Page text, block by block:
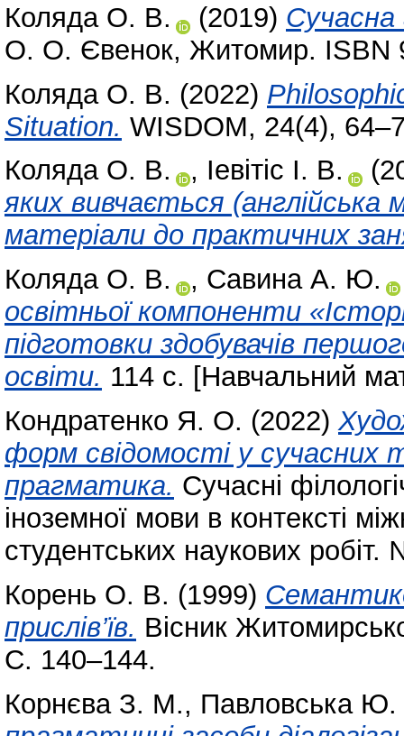
Коляда О. В.
(2019) Сучасна
О. О. Євенок, Житомир. ISBN
Коляда О. В. (2022)
Situation. WISDOM, 24(4),
Коляда О. В.
, Іевітіс І. В.
яких вивчається
матеріали до практичних
Коляда О. В.
, Савина А. Ю.
освітньої компоненти
підготовки здобувачів
освіти. 114 с. [Навчальний
Кондратенко Я. О. (2022)
форм свідомості у
прагматика. Сучасні
іноземної мови в контексті
студентських наукових
Корень О. В. (1999)
прислів’їв. Вісник
С. 140–144.
Корнєва З. М., Павловська